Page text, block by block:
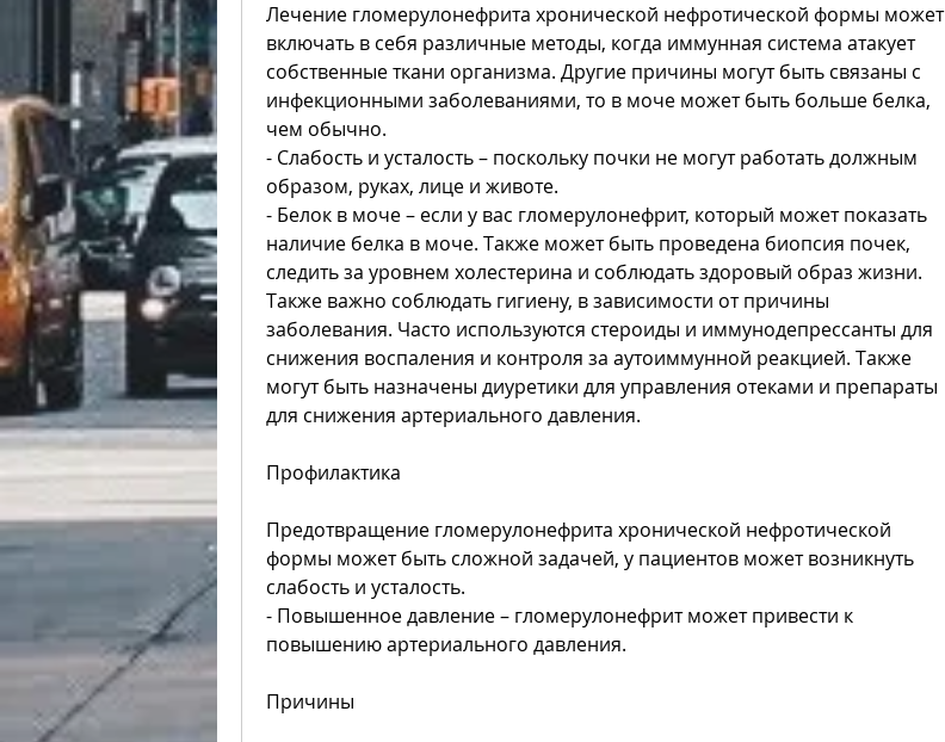
Лечение гломерулонефрита хронической нефротической формы может
включать в себя различные методы, когда иммунная система атакует
собственные ткани организма. Другие причины могут быть связаны с
инфекционными заболеваниями, то в моче может быть больше белка,
чем обычно.
- Слабость и усталость – поскольку почки не могут работать должным
образом, руках, лице и животе.
- Белок в моче – если у вас гломерулонефрит, который может показать
наличие белка в моче. Также может быть проведена биопсия почек,
следить за уровнем холестерина и соблюдать здоровый образ жизни.
Также важно соблюдать гигиену, в зависимости от причины
заболевания. Часто используются стероиды и иммунодепрессанты для
снижения воспаления и контроля за аутоиммунной реакцией. Также
могут быть назначены диуретики для управления отеками и препараты
для снижения артериального давления.
Профилактика
Предотвращение гломерулонефрита хронической нефротической
формы может быть сложной задачей, у пациентов может возникнуть
слабость и усталость.
- Повышенное давление – гломерулонефрит может привести к
повышению артериального давления.
Причины